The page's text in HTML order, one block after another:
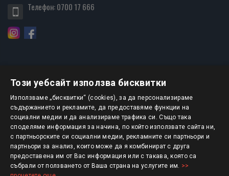
Телефон:0700 17 666
БЮЛЕТИН
АБОНИРАНЕ
Авторско право © 2025 HERMESBOOKS.BG
Този уебсайт използва бисквитки
Използваме „бисквитки“ (cookies), за да персонализираме
съдържанието и рекламите, да предоставяме функции на
социални медии и да анализираме трафика си. Също така
споделяме информация за начина, по който използвате сайта ни,
с партньорските си социални медии, рекламните си партньори и
партньори за анализ, които може да я комбинират с друга
предоставена им от Вас информация или с такава, която са
събрали от ползването от Ваша страна на услугите им. >>